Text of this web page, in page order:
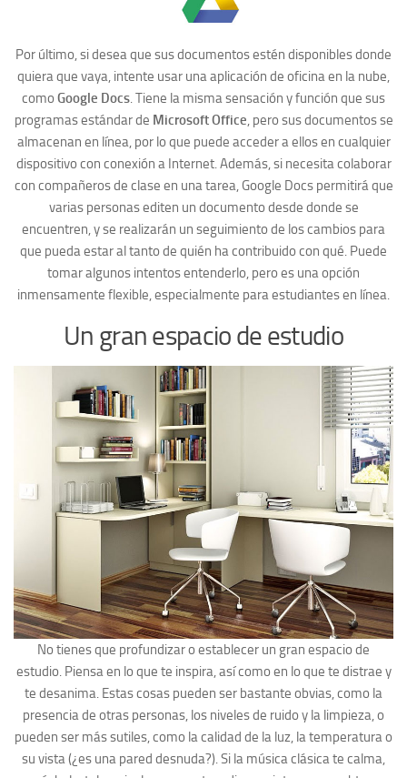
Por último, si desea que sus documentos estén disponibles donde
quiera que vaya, intente usar una aplicación de oficina en la nube,
como Google Docs. Tiene la misma sensación y función que sus
programas estándar de Microsoft Office, pero sus documentos se
almacenan en línea, por lo que puede acceder a ellos en cualquier
dispositivo con conexión a Internet. Además, si necesita colaborar
con compañeros de clase en una tarea, Google Docs permitirá que
varias personas editen un documento desde donde se
encuentren, y se realizarán un seguimiento de los cambios para
que pueda estar al tanto de quién ha contribuido con qué. Puede
tomar algunos intentos entenderlo, pero es una opción
inmensamente flexible, especialmente para estudiantes en línea.
Un gran espacio de estudio
No tienes que profundizar o establecer un gran espacio de
estudio. Piensa en lo que te inspira, así como en lo que te distrae y
te desanima. Estas cosas pueden ser bastante obvias, como la
presencia de otras personas, los niveles de ruido y la limpieza, o
pueden ser más sutiles, como la calidad de la luz, la temperatura o
su vista (¿es una pared desnuda?). Si la música clásica te calma,